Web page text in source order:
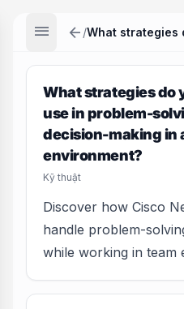
menu arrow_back /
What strategies do
use in problem-
decision-making in
environment?
Kỹ thuật
Discover how Cisco
handle problem-
while working in team